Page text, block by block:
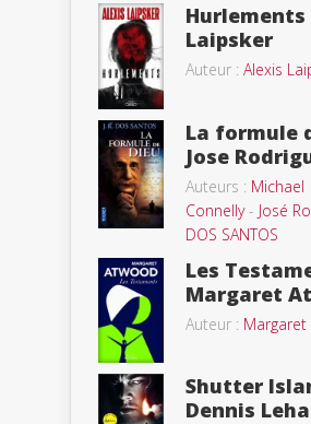
Hurlements
Laipsker
Auteur : Alexis
La formule
Jose
Auteurs : Michael
Connelly- José
DOS SANTOS
Les
Margaret
Auteur :
Shutter
Dennis